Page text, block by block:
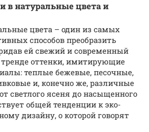
в натуральные цвета и
цвета – один из самых
способов преобразить
ей свежий и современный
тренде оттенки, имитирующие
теплые бежевые, песочные,
и, конечно же, различные
светлого ясеня до насыщенного
общей тенденции к эко-
дизайну, о которой говорят